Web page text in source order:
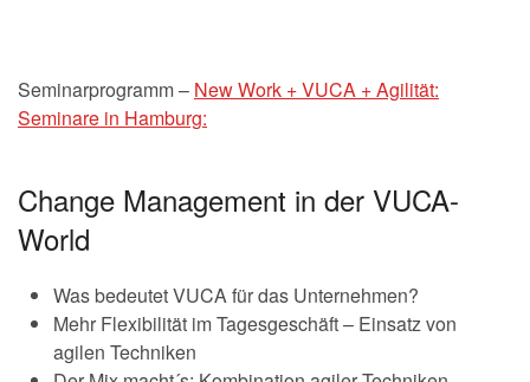
Seminarprogramm – New Work + VUCA + Agilität:
Seminare in Hamburg:
Change Management in der VUCA-
World
Was bedeutet VUCA für das Unternehmen?
Mehr Flexibilität im Tagesgeschäft – Einsatz von
agilen Techniken